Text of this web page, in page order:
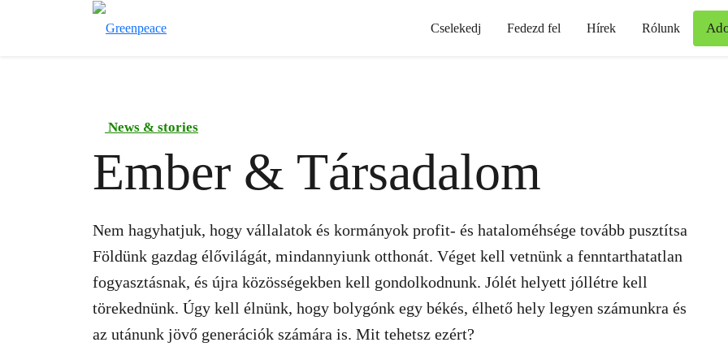
Cselekedj Fedezd fel Hírek Rólunk
News & stories
Ember & Társadalom
Nem hagyhatjuk, hogy vállalatok és kormányok profit- és hataloméhsége tovább pusztítsa
Földünk gazdag élővilágát, mindannyiunk otthonát. Véget kell vetnünk a fenntarthatatlan
fogyasztásnak, és újra közösségekben kell gondolkodnunk. Jólét helyett jóllétre kell
törekednünk. Úgy kell élnünk, hogy bolygónk egy békés, élhető hely legyen számunkra és
az utánunk jövő generációk számára is. Mit tehetsz ezért?